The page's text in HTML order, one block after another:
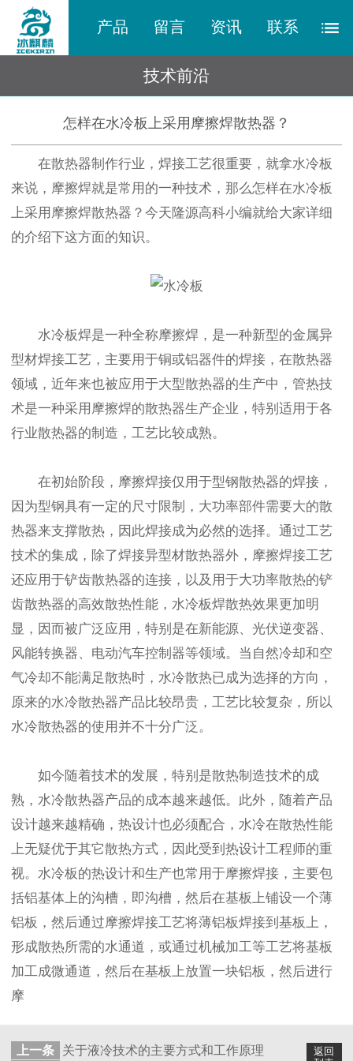
产品 留言 资讯 联系
技术前沿
怎样在水冷板上采用摩擦焊散热器？
在散热器制作行业，焊接工艺很重要，就拿水冷板
来说，摩擦焊就是常用的一种技术，那么怎样在水冷板
上采用摩擦焊散热器？今天隆源高科小编就给大家详细
的介绍下这方面的知识。
水冷板焊是一种全称摩擦焊，是一种新型的金属异
型材焊接工艺，主要用于铜或铝器件的焊接，在散热器
领域，近年来也被应用于大型散热器的生产中，管热技
术是一种采用摩擦焊的散热器生产企业，特别适用于各
行业散热器的制造，工艺比较成熟。
在初始阶段，摩擦焊接仅用于型钢散热器的焊接，
因为型钢具有一定的尺寸限制，大功率部件需要大的散
热器来支撑散热，因此焊接成为必然的选择。通过工艺
技术的集成，除了焊接异型材散热器外，摩擦焊接工艺
还应用于铲齿散热器的连接，以及用于大功率散热的铲
齿散热器的高效散热性能，水冷板焊散热效果更加明
显，因而被广泛应用，特别是在新能源、光伏逆变器、
风能转换器、电动汽车控制器等领域。当自然冷却和空
气冷却不能满足散热时，水冷散热已成为选择的方向，
原来的水冷散热器产品比较昂贵，工艺比较复杂，所以
水冷散热器的使用并不十分广泛。
如今随着技术的发展，特别是散热制造技术的成
熟，水冷散热器产品的成本越来越低。此外，随着产品
设计越来越精确，热设计也必须配合，水冷在散热性能
上无疑优于其它散热方式，因此受到热设计工程师的重
视。水冷板的热设计和生产也常用于摩擦焊接，主要包
括铝基体上的沟槽，即沟槽，然后在基板上铺设一个薄
铝板，然后通过摩擦焊接工艺将薄铝板焊接到基板上，
形成散热所需的水通道，或通过机械加工等工艺将基板
加工成微通道，然后在基板上放置一块铝板，然后进行
摩
返回
上一条 关于液冷技术的主要方式和工作原理